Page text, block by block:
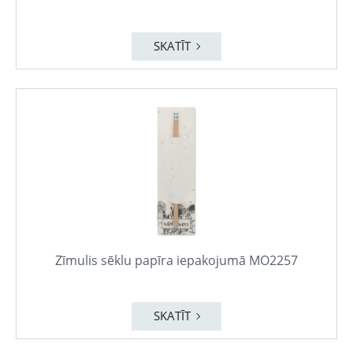
SKATĪT
Zīmulis sēklu papīra iepakojumā MO2257
SKATĪT